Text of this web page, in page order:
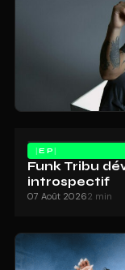
EP
Funk Tribu
introspectif
07 Août 20262 min